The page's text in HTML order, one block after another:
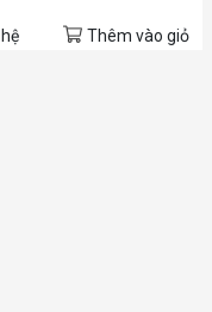
Thêm vào giỏ